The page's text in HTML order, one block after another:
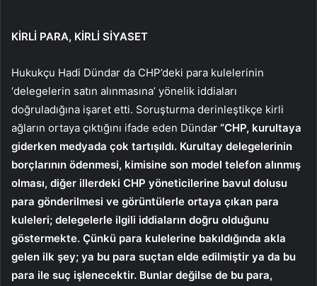
KİRLİ PARA, KİRLİ SİYASET
Hukukçu Hadi Dündar da CHP’deki para kulelerinin
‘delegelerin satın alınmasına’ yönelik iddiaları
doğruladığına işaret etti. Soruşturma derinleştikçe kirli
ağların ortaya çıktığını ifade eden Dündar “CHP, kurultaya
giderken medyada çok tartışıldı. Kurultay delegelerinin
borçlarının ödenmesi, kimisine son model telefon alınmış
olması, diğer illerdeki CHP yöneticilerine bavul dolusu
para gönderilmesi ve görüntülerle ortaya çıkan para
kuleleri; delegelerle ilgili iddiaların doğru olduğunu
göstermekte. Çünkü para kulelerine bakıldığında akla
gelen ilk şey; ya bu para suçtan elde edilmiştir ya da bu
para ile suç işlenecektir. Bunlar değilse de bu para,